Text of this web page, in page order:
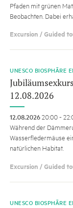
Pfaden mit grünen
Beobachten. Dabei
Excursion / Guided
UNESCO BIOSPHÄRE
12.08.2026
12.08.202620:00 -
Während der
Wasserfledermäuse
natürlichen Habitat.
Excursion / Guided
UNESCO BIOSPHÄRE